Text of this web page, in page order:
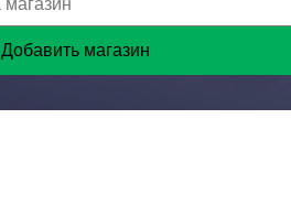
Добавить магазин